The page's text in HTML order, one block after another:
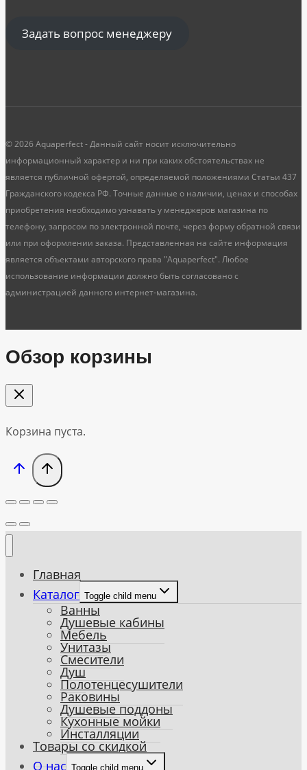
Задать вопрос менеджеру
© 2026 Aquaperfect - Данный сайт носит исключительно
информационный характер и ни при каких обстоятельствах не
является публичной офертой, определяемой положениями Статьи 437
Гражданского кодекса РФ. Точные данные о наличии, ценах и способах
приобретения необходимо узнавать у менеджеров магазина по
телефону, запросом по электронной почте, через форму обратной связи
или при оформлении заказа. Представленная на сайте информация
является объектами авторского права "Aquaperfect". Любое
использование информации должно быть согласовано с
администрацией данного интернет-магазина.
Обзор корзины
Корзина пуста.
Главная
Каталог Toggle child menu
Ванны
Душевые кабины
Мебель
Унитазы
Смесители
Душ
Полотенцесушители
Раковины
Душевые поддоны
Кухонные мойки
Инсталляции
Товары со скидкой
О нас Toggle child menu